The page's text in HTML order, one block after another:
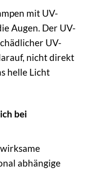
mit UV-
Augen. Der UV-
UV-
nicht direkt
helle Licht
bei
abhängige